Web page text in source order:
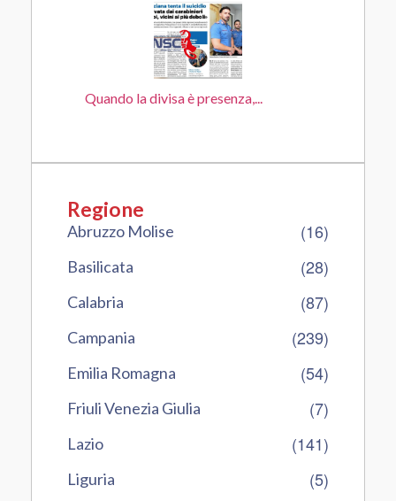
Quando la divisa è presenza,...
Regione
Abruzzo Molise (16)
Basilicata (28)
Calabria (87)
Campania (239)
Emilia Romagna (54)
Friuli Venezia Giulia (7)
Lazio (141)
Liguria (5)